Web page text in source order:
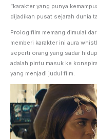
“karakter yang punya
dijadikan pusat sejarah dunia
Prolog film memang dimulai
memberi karakter ini aura
seperti orang yang sadar
adalah pintu masuk ke
yang menjadi judul film.